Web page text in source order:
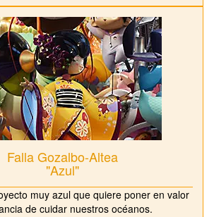
Falla Gozalbo-Altea
"Azul"
muy azul que quiere poner en valor
de cuidar nuestros océanos.